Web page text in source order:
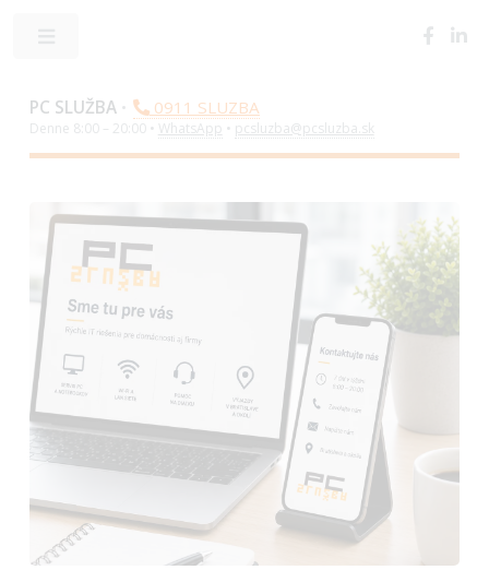
PC SLUŽBA• 0911 SLUZBA
Denne 8:00 – 20:00 • WhatsApp • pcsluzba@pcsluzba.sk